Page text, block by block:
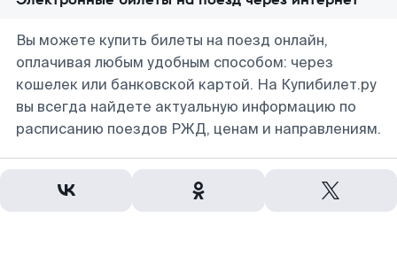
Вы можете купить билеты на поезд онлайн,
оплачивая любым удобным способом: через
кошелек или банковской картой. На Купибилет.ру
вы всегда найдете актуальную информацию по
расписанию поездов РЖД, ценам и направлениям.